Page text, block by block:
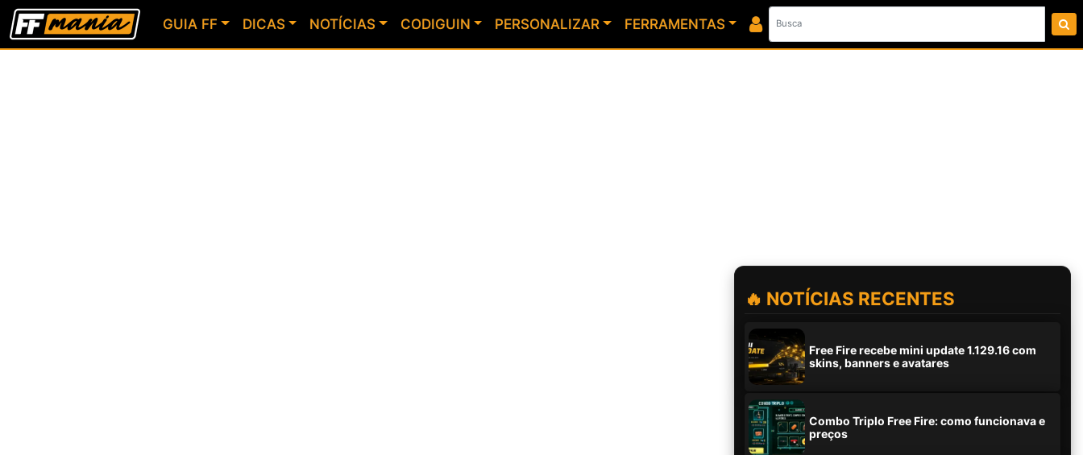
GUIA FF DICAS NOTÍCIAS CODIGUIN PERSONALIZAR FERRAMENTAS
🔥 NOTÍCIAS RECENTES
Free Fire recebe mini update 1.129.16 com
skins, banners e avatares
Combo Triplo Free Fire: como funcionava e
preços